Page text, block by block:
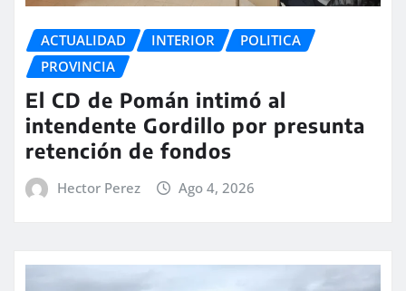
ACTUALIDAD INTERIOR
POLITICA
PROVINCIA
El CD de Pomán intimó al
intendente Gordillo por presunta
retención de fondos
Hector Perez Ago 4, 2026